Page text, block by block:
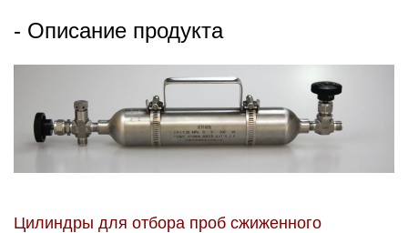
- Описание продукта
Цилиндры для отбора проб сжиженного